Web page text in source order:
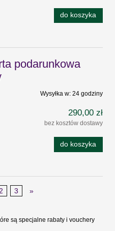
do koszyka
podarunkowa
Wysyłka w: 24 godziny
290,00 zł
bez kosztów dostawy
do koszyka
2 3 »
są specjalne rabaty i vouchery